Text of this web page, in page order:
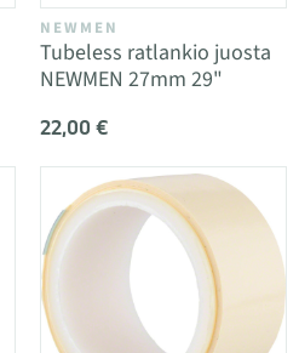
NEWMEN
Tubeless ratlankio juosta
NEWMEN 27mm 29"
22,00 €